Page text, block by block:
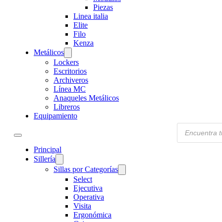
Piezas
Linea italia
Elite
Filo
Kenza
Metálicos
Lockers
Escritorios
Archiveros
Línea MC
Anaqueles Metálicos
Libreros
Equipamiento
Principal
Sillería
Sillas por Categorías
Select
Ejecutiva
Operativa
Visita
Ergonómica
Products
search